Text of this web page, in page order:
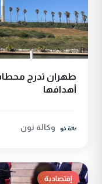
طهران تدرج
أهدافها
وكالة نون
إقتصادية